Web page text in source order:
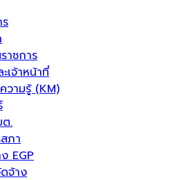
าชการ
เจ้าหน้าที่
วามรู้ (KM)
ต.
ภา
EGP
จ้าง